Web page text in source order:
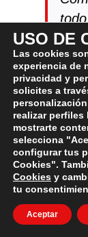
tal
un
USO DE
Las cookies
experiencia de
privacidad y
solicites a
realizar
mostrarte
selecciona
configurar tus
Cookies".
Cookies y
tu
Aceptar